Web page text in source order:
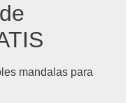
mandalas para